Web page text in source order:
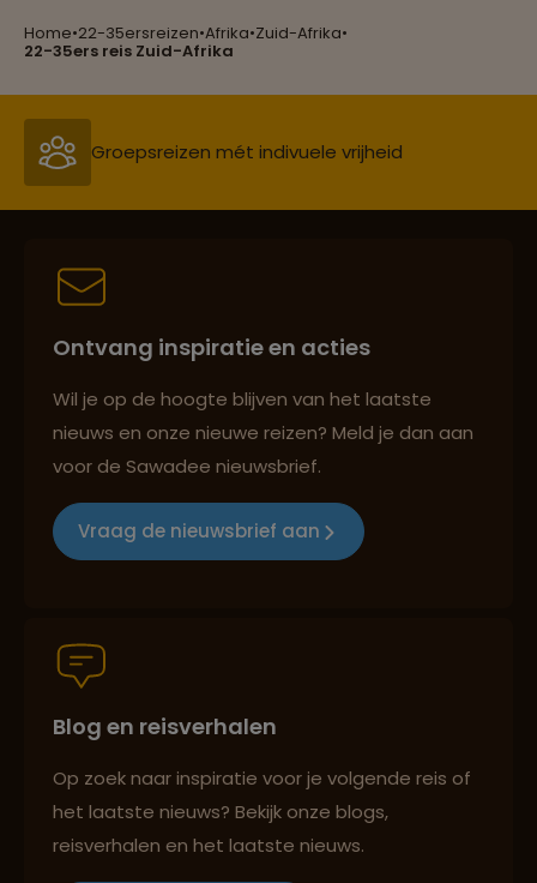
Home•22-35ersreizen•Afrika•Zuid-Afrika•
22-35ers reis Zuid-Afrika
Groepsreizen mét indivuele vrijheid
Persoonlijk en deskundig reisadvies
Best beoordeelde reisroutes
Groepsreizen mét indivuele vrijheid
Best beoordeelde reisroutes
Reizen met oog voor mens, cultuur en milieu
Ontvang inspiratie en acties
Wil je op de hoogte blijven van het laatste
nieuws en onze nieuwe reizen? Meld je dan aan
voor de Sawadee nieuwsbrief.
Vraag de nieuwsbrief aan
Blog en reisverhalen
Op zoek naar inspiratie voor je volgende reis of
het laatste nieuws? Bekijk onze blogs,
reisverhalen en het laatste nieuws.